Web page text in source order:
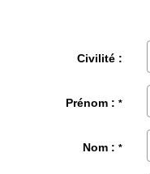
Civilité :
Prénom :*
Nom :*